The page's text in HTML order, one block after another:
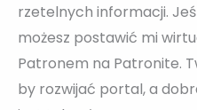
rzetelnych informacji.
możesz postawić mi
Patronem na Patronite.
by rozwijać portal, a